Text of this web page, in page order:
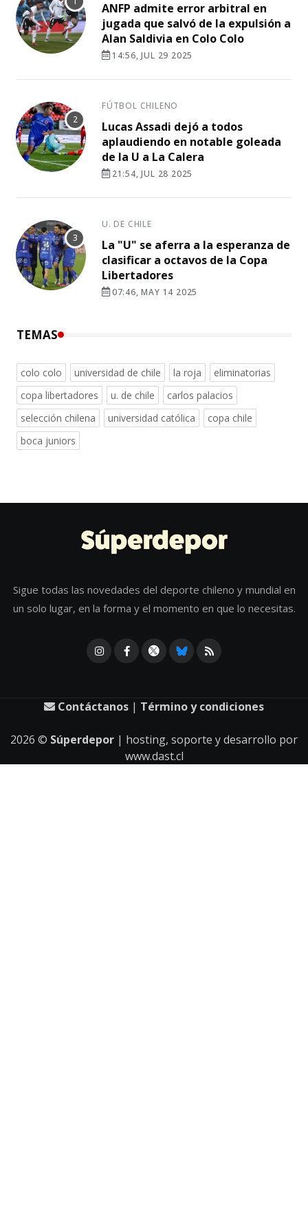
ANFP admite error arbitral en
jugada que salvó de la expulsión a
Alan Saldivia en Colo Colo
14:56, JUL 29 2025
FÚTBOL CHILENO
Lucas Assadi dejó a todos
aplaudiendo en notable goleada
de la U a La Calera
21:54, JUL 28 2025
U. DE CHILE
La "U" se aferra a la esperanza de
clasificar a octavos de la Copa
Libertadores
07:46, MAY 14 2025
TEMAS
colo colo universidad de chile la roja
eliminatorias
copa libertadores
u. de chile
carlos palacios
selección chilena
universidad católica
copa chile
boca juniors
Sigue todas las novedades del deporte chileno y mundial en
un solo lugar, en la forma y el momento en que lo necesitas.
Contáctanos | Término y condiciones
2026 © Súperdepor | hosting, soporte y desarrollo por
www.dast.cl